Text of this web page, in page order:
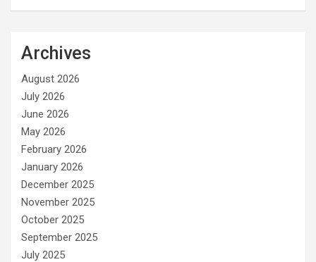
Archives
August 2026
July 2026
June 2026
May 2026
February 2026
January 2026
December 2025
November 2025
October 2025
September 2025
July 2025